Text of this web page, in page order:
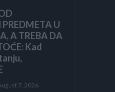
PREDMETA U
A TREBA DA
Kad
7, 2026